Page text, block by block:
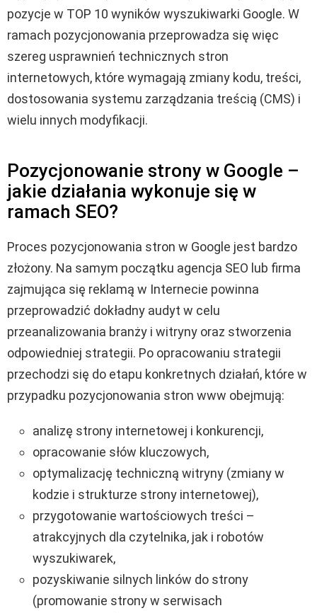
pozycje w TOP 10 wyników wyszukiwarki Google. W
ramach pozycjonowania przeprowadza się więc
szereg usprawnień technicznych stron
internetowych, które wymagają zmiany kodu, treści,
dostosowania systemu zarządzania treścią (CMS) i
wielu innych modyfikacji.
Pozycjonowanie strony w Google –
jakie działania wykonuje się w
ramach SEO?
Proces pozycjonowania stron w Google jest bardzo
złożony. Na samym początku agencja SEO lub firma
zajmująca się reklamą w Internecie powinna
przeprowadzić dokładny audyt w celu
przeanalizowania branży i witryny oraz stworzenia
odpowiedniej strategii. Po opracowaniu strategii
przechodzi się do etapu konkretnych działań, które w
przypadku pozycjonowania stron www obejmują:
analizę strony internetowej i konkurencji,
opracowanie słów kluczowych,
optymalizację techniczną witryny (zmiany w
kodzie i strukturze strony internetowej),
przygotowanie wartościowych treści –
atrakcyjnych dla czytelnika, jak i robotów
wyszukiwarek,
pozyskiwanie silnych linków do strony
(promowanie strony w serwisach